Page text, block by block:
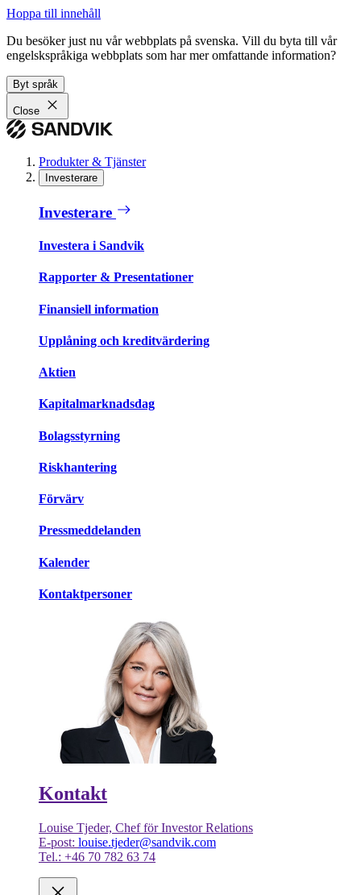
Hoppa till innehåll
Du besöker just nu vår webbplats på svenska. Vill du byta till vår
engelskspråkiga webbplats som har mer omfattande information?
Byt språk
Close
Produkter & Tjänster
Investerare
Investerare
Investera i Sandvik
Rapporter & Presentationer
Finansiell information
Upplåning och kreditvärdering
Aktien
Kapitalmarknadsdag
Bolagsstyrning
Riskhantering
Förvärv
Pressmeddelanden
Kalender
Kontaktpersoner
Kontakt
Louise Tjeder, Chef för Investor Relations
E-post: louise.tjeder@sandvik.com
Tel.: +46 70 782 63 74